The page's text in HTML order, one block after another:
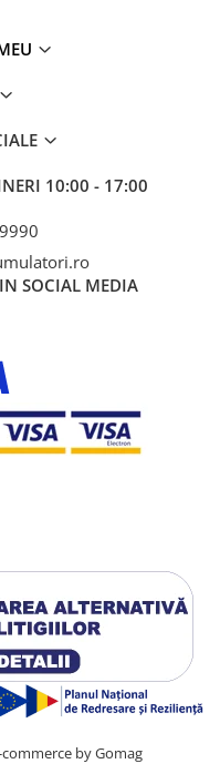
10:00 - 17:00
SOCIAL MEDIA
by Gomag